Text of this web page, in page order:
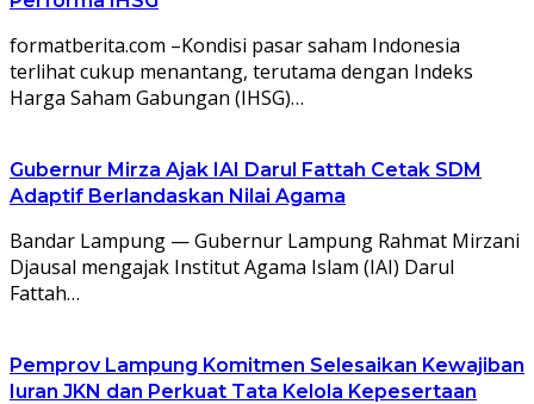
formatberita.com –Kondisi pasar saham Indonesia
terlihat cukup menantang, terutama dengan Indeks
Harga Saham Gabungan (IHSG)…
Gubernur Mirza Ajak IAI Darul Fattah Cetak SDM
Adaptif Berlandaskan Nilai Agama
Bandar Lampung — Gubernur Lampung Rahmat Mirzani
Djausal mengajak Institut Agama Islam (IAI) Darul
Fattah…
Pemprov Lampung Komitmen Selesaikan Kewajiban
Iuran JKN dan Perkuat Tata Kelola Kepesertaan